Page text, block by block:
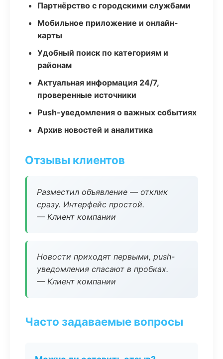
Партнёрство с городскими службами
Мобильное приложение и онлайн-
карты
Удобный поиск по категориям и
районам
Актуальная информация 24/7,
проверенные источники
Push-уведомления о важных событиях
Архив новостей и аналитика
Отзывы клиентов
Разместил объявление — отклик
сразу. Интерфейс простой.
— Клиент компании
Новости приходят первыми, push-
уведомления спасают в пробках.
— Клиент компании
Часто задаваемые вопросы